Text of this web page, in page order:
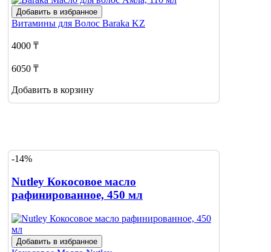
Добавить в избранное
Витамины для Волос Baraka KZ
4000 ₸
6050 ₸
Добавить в корзину
-14%
Nutley Кокосовое масло
рафинированное, 450 мл
Добавить в избранное